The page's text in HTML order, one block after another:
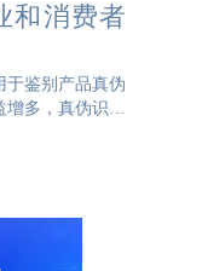
和消费者
于鉴别产品真伪
增多，真伪识别
保护企业和消
采用二维码、